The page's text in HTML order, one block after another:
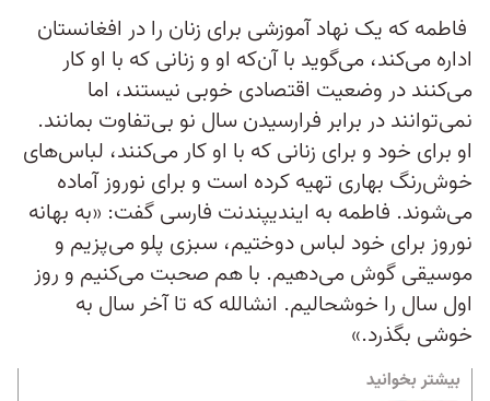
فاطمه که یک نهاد آموزشی برای زنان را در افغانستان
اداره می‌کند، می‌گوید با آن‌که او و زنانی که با او کار
می‌کنند در وضعیت اقتصادی خوبی نیستند، اما
نمی‌توانند در برابر فرارسیدن سال نو بی‌تفاوت بمانند.
او برای خود و برای زنانی که با او کار می‌کنند، لباس‌های
خوش‌رنگ بهاری تهیه کرده است و برای نوروز آماده
می‌شوند. فاطمه به ایندیپندنت فارسی گفت: «به بهانه
نوروز برای خود لباس دوختیم، سبزی پلو می‌پزیم و
موسیقی گوش می‌دهیم. با هم صحبت می‌کنیم و روز
اول سال را خوشحالیم. انشالله که تا آخر سال به
خوشی بگذرد.»
بیشتر بخوانید